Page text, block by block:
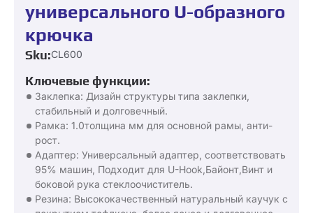
универсального U-образного
крючка
Sku:CL600
Ключевые функции:
Заклепка: Дизайн структуры типа заклепки,
стабильный и долговечный.
Рамка: 1.0толщина мм для основной рамы, анти-
рост.
Адаптер: Универсальный адаптер, соответствовать
95% машин, Подходит для U-Hook,Байонт,Винт и
боковой рука стеклоочиститель.
Резина: Высококачественный натуральный каучук с